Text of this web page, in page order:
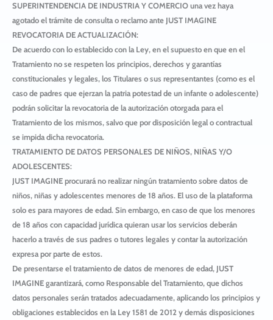
SUPERINTENDENCIA DE INDUSTRIA Y COMERCIOuna vez haya
agotado el trámite de consulta o reclamo ante JUST IMAGINE
REVOCATORIA DE ACTUALIZACIÓN:
De acuerdo con lo establecido con la Ley, en el supuesto en que en el
Tratamiento no se respeten los principios, derechos y garantías
constitucionales y legales, los Titulares o sus representantes (como es el
caso de padres que ejerzan la patria potestad de un infante o adolescente)
podrán solicitar la revocatoria de la autorización otorgada para el
Tratamiento de los mismos, salvo que por disposición legal o contractual
se impida dicha revocatoria.
TRATAMIENTO DE DATOS PERSONALES DE NIÑOS, NIÑAS Y/O
ADOLESCENTES:
JUST IMAGINEprocurará no realizar ningún tratamiento sobre datos de
niños, niñas y adolescentes menores de 18 años. El uso de la plataforma
solo es para mayores de edad. Sin embargo, en caso de que los menores
de 18 años con capacidad jurídica quieran usar los servicios deberán
hacerlo a través de sus padres o tutores legales y contar la autorización
expresa por parte de estos.
De presentarse el tratamiento de datos de menores de edad, JUST
IMAGINE garantizará, como Responsable del Tratamiento, que dichos
datos personales serán tratados adecuadamente, aplicando los principios y
obligaciones establecidos en la Ley 1581 de 2012 y demás disposiciones